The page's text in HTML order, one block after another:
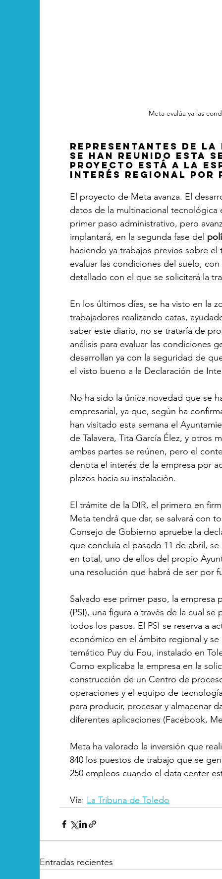
Meta evalúa ya las
Representantes de
se han reunido esta
proyecto está a la
Interés Regional por
El proyecto de Meta avanza. El
datos de la multinacional
primer paso administrativo, pero
implantará, en la segunda fase del
haciendo ya trabajos previos sobre
evaluar las condiciones del suelo,
detallado con el que se solicitará la
En los últimos días, se ha visto en la
trabajadores realizando catas,
saber este diario, no se trataría de
análisis para evaluar las condiciones
desarrollan ya con la seguridad de
el visto bueno a la Declaración de
No ha sido la única novedad que se
empresarial, ya que, según ha
han visitado esta semana el
de Talavera, Tita García Élez, y
ambas partes se reúnen, pero el
denota el interés de la empresa por
plazos hacia su instalación.
El trámite de la DIR, el primero en
Meta tendrá que dar, se salvará con
Consejo de Gobierno apruebe la
que concluía el pasado 11 de abril,
en total, uno de ellos del propio
una resolución que habrá de ser por
Salvado ese primer paso, la
(PSI), una figura a través de la cual
todos los pasos. El PSI se reserva a
económico en el ámbito regional y
temático Puy du Fou, instalado en
Como explicaba la empresa en la
construcción de un Centro de
operaciones y el equipo de
para producir, procesar y almacenar
diferentes aplicaciones (Facebook,
Meta ha valorado la inversión que
840 los puestos de trabajo que se
250 empleos cuando el data center
Vía: La Tribuna de Toledo
Entradas recientes